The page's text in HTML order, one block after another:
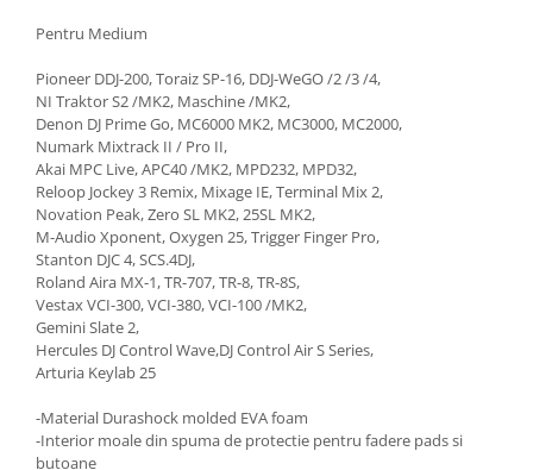
Pentru Medium
Pioneer DDJ-200, Toraiz SP-16, DDJ-WeGO /2 /3 /4,
NI Traktor S2 /MK2, Maschine /MK2,
Denon DJ Prime Go, MC6000 MK2, MC3000, MC2000,
Numark Mixtrack II / Pro II,
Akai MPC Live, APC40 /MK2, MPD232, MPD32,
Reloop Jockey 3 Remix, Mixage IE, Terminal Mix 2,
Novation Peak, Zero SL MK2, 25SL MK2,
M-Audio Xponent, Oxygen 25, Trigger Finger Pro,
Stanton DJC 4, SCS.4DJ,
Roland Aira MX-1, TR-707, TR-8, TR-8S,
Vestax VCI-300, VCI-380, VCI-100 /MK2,
Gemini Slate 2,
Hercules DJ Control Wave,DJ Control Air S Series,
Arturia Keylab 25
-Material Durashock molded EVA foam
-Interior moale din spuma de protectie pentru fadere pads si
butoane